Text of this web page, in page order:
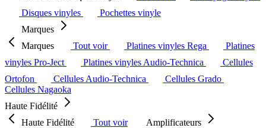
Disques vinyles
Pochettes vinyle
Marques
Marques
Tout voir Platines vinyles Rega
Platines
vinyles Pro-Ject
Platines vinyles Audio-Technica
Cellules
Ortofon
Cellules Audio-Technica
Cellules Grado
Cellules Nagaoka
Haute Fidélité
Haute Fidélité
Tout voir
Amplificateurs